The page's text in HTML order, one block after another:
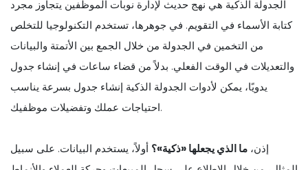
الجدولة الذكية هي نهج حديث لإدارة نوبات الموظفين يتجاوز مجرد
كتابة الأسماء في التقويم. في جوهرها، تستخدم التكنولوجيا للتخلص
من التخمين في الجدولة من خلال الجمع بين الأتمتة والبيانات
والتعديلات في الوقت الفعلي. بدلاً من قضاء ساعات في إنشاء جدول
يدويًا، يمكن لأدوات الجدولة الذكية إنشاء جدول بسرعة يناسب
احتياجات عملك وتفضيلات موظفيك.
إذن، ما الذي يجعلها «ذكية»؟ أولاً، يستخدم البيانات. على سبيل